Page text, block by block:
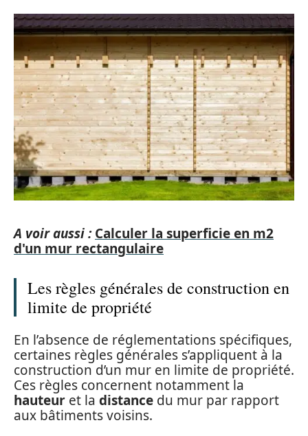
A voir aussi : Calculer la superficie en m2
d'un mur rectangulaire
Les règles générales de construction en
limite de propriété
En l’absence de réglementations spécifiques,
certaines règles générales s’appliquent à la
construction d’un mur en limite de propriété.
Ces règles concernent notamment la
hauteur et la distance du mur par rapport
aux bâtiments voisins.